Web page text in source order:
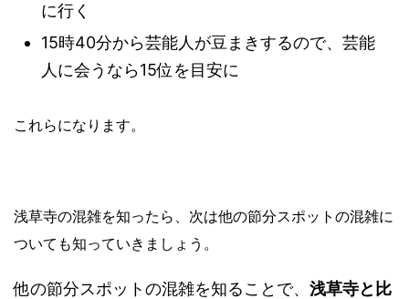
に行く
15時40分から芸能人が豆まきするので、芸能
人に会うなら15位を目安に
これらになります。
浅草寺の混雑を知ったら、次は他の節分スポットの混雑に
ついても知っていきましょう。
他の節分スポットの混雑を知ることで、 浅草寺と比